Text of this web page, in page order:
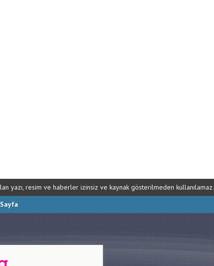
yazı, resim ve haberler izinsiz ve kaynak gösterilmeden kullanılamaz.